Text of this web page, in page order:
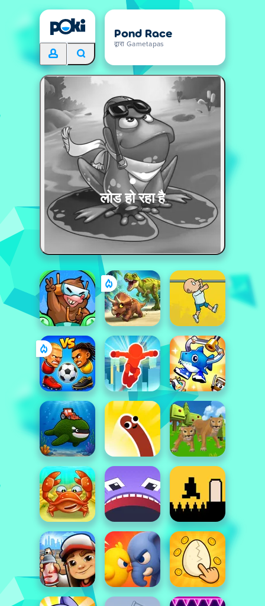
Pond Race
द्वारा Gametapas
लोड हो रहा है